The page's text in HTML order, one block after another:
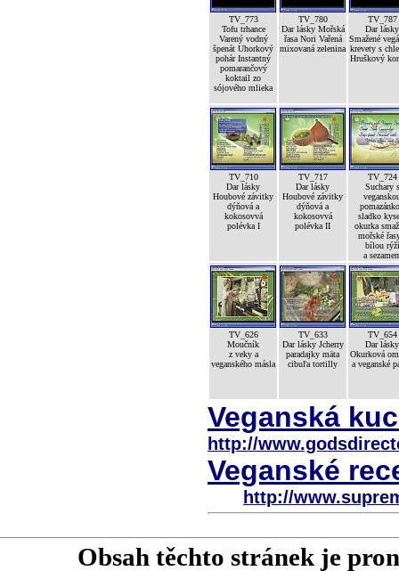
TV_773
Tofu trhance
Varený vodný
špenát Uhorkový
pohár Instantný
pomarančový
koktail zo
sójového mlieka
TV_780
Dar lásky Mořská
řasa Nori Vařená
mixovaná zelenina
TV_787
Dar lásky
Smažené
krevety s
Hruškový
TV_710
Dar lásky
Houbové závitky
dýňová a
kokosovvá
polévka I
TV_717
Dar lásky
Houbové závitky
dýňová a
kokosovvá
polévka II
TV_724
Suchary s
sladko
okurka
mořské
bílou rýží
a
TV_626
Moučník
z veky a
veganského másla
TV_633
Dar lásky Jcherry
paradajky mäta
cibuľa tortilly
TV_654
Dar lásky
Okurková
a veganské
Veganská
http://
Veganské
http://
Obsah těchto stránek je